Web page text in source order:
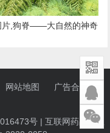
片,狗脊——大自然的神奇
网站地图
广告合作
号 | 互联网药品信息